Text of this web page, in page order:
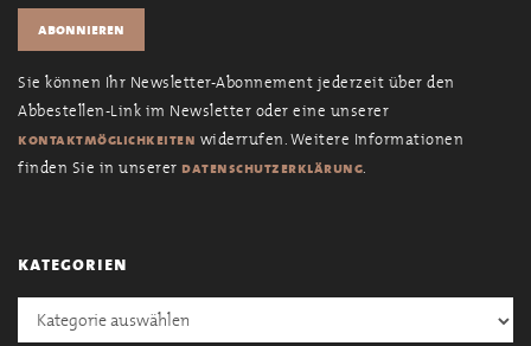
Sie können Ihr Newsletter-Abonnement jederzeit über den
Abbestellen-Link im Newsletter oder eine unserer
kontaktmöglichkeiten widerrufen. Weitere Informationen
finden Sie in unserer datenschutzerklärung.
kategorien
Kategorien